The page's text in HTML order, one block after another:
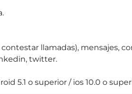
llamadas), mensajes,
twitter.
5.1 o superior / ios 10.0 o